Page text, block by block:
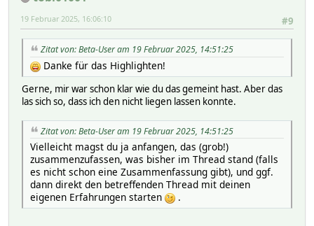
#9
19 Februar 2025, 16:06:10
Zitat von: Beta-User am 19 Februar 2025, 14:51:25
Danke für das Highlighten!
Gerne, mir war schon klar wie du das gemeint hast. Aber das
las sich so, dass ich den nicht liegen lassen konnte.
Zitat von: Beta-User am 19 Februar 2025, 14:51:25
Vielleicht magst du ja anfangen, das (grob!)
zusammenzufassen, was bisher im Thread stand (falls
es nicht schon eine Zusammenfassung gibt), und ggf.
dann direkt den betreffenden Thread mit deinen
eigenen Erfahrungen starten
.